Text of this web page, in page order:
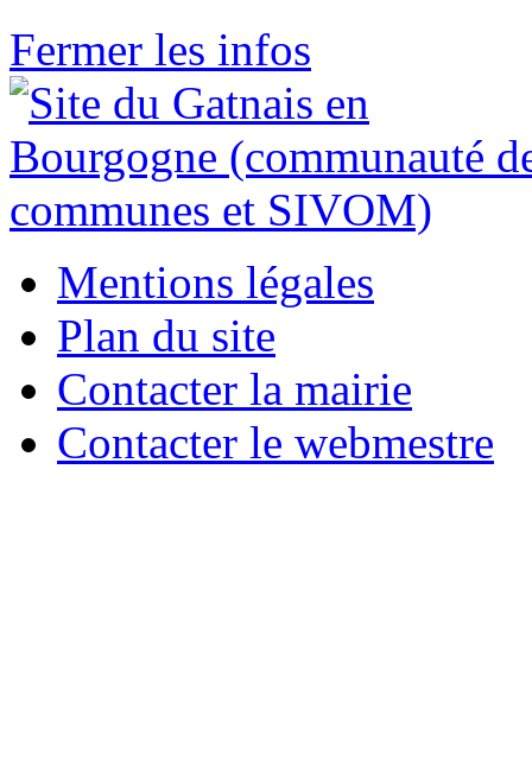
Fermer les infos
Mentions légales
Plan du site
Contacter la mairie
Contacter le webmestre